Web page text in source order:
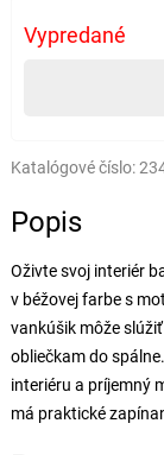
Vypredané
Katalógové číslo:
Popis
Oživte svoj interiér
v béžovej farbe s
vankúšik môže
obliečkam do
interiéru a príjemný
má praktické